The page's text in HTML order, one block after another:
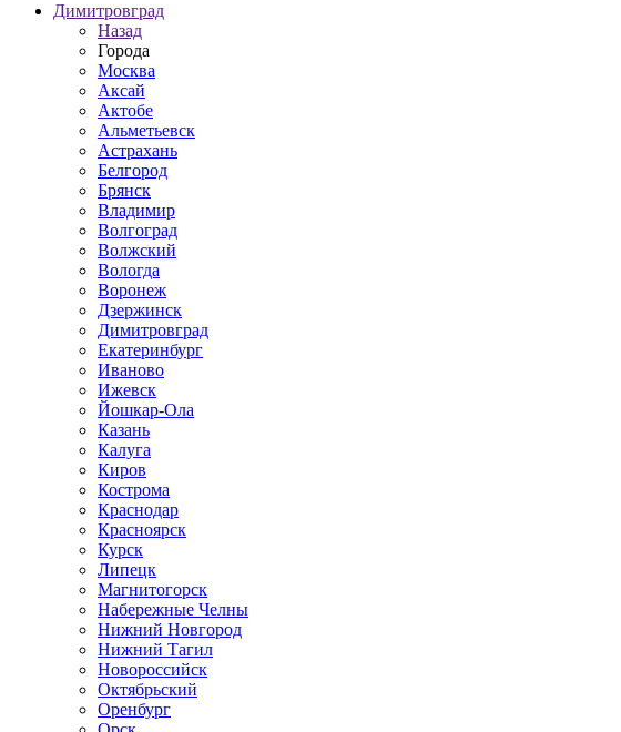
Димитровград
Назад
Города
Москва
Аксай
Актобе
Альметьевск
Астрахань
Белгород
Брянск
Владимир
Волгоград
Волжский
Вологда
Воронеж
Дзержинск
Димитровград
Екатеринбург
Иваново
Ижевск
Йошкар-Ола
Казань
Калуга
Киров
Кострома
Краснодар
Красноярск
Курск
Липецк
Магнитогорск
Набережные Челны
Нижний Новгород
Нижний Тагил
Новороссийск
Октябрьский
Оренбург